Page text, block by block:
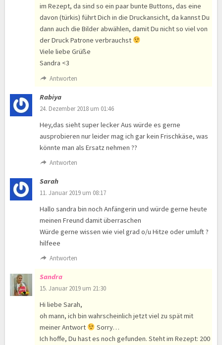
im Rezept, da sind so ein paar bunte Buttons, das eine
davon (türkis) führt Dich in die Druckansicht, da kannst Du
dann auch die Bilder abwählen, damit Du nicht so viel von
der Druck Patrone verbrauchst
Viele liebe Grüße
Sandra <3
Antworten
Rabiya
24. Dezember 2018 um 01:46
Hey,das sieht super lecker Aus würde es gerne
ausprobieren nur leider mag ich gar kein Frischkäse, was
könnte man als Ersatz nehmen ??
Antworten
Sarah
11. Januar 2019 um 08:17
Hallo sandra bin noch Anfängerin und würde gerne heute
meinen Freund damit überraschen
Würde gerne wissen wie viel grad o/u Hitze oder umluft ?
hilfeee
Antworten
Sandra
15. Januar 2019 um 21:30
Hi liebe Sarah,
oh mann, ich bin wahrscheinlich jetzt viel zu spät mit
meiner Antwort
Sorry…
Ich hoffe, Du hast es noch gefunden. Steht im Rezept: 200